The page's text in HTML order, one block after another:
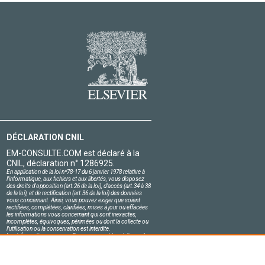
DÉCLARATION CNIL
EM-CONSULTE.COM est déclaré à la
CNIL, déclaration n° 1286925.
En application de la loi nº78-17 du 6 janvier 1978 relative à
l'informatique, aux fichiers et aux libertés, vous disposez
des droits d'opposition (art.26 de la loi), d'accès (art.34 à 38
de la loi), et de rectification (art.36 de la loi) des données
vous concernant. Ainsi, vous pouvez exiger que soient
rectifiées, complétées, clarifiées, mises à jour ou effacées
les informations vous concernant qui sont inexactes,
incomplètes, équivoques, périmées ou dont la collecte ou
l'utilisation ou la conservation est interdite.
Les informations personnelles concernant les visiteurs de